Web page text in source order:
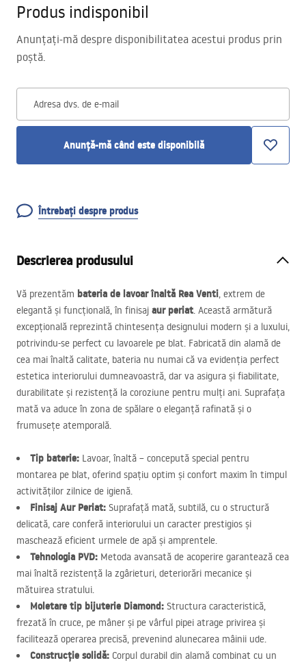
Produs indisponibil
Anunțați-mă despre disponibilitatea acestui produs prin
poștă.
Adresa dvs. de e-mail
Anunță-mă când este disponibilă
Întrebați despre produs
Descrierea produsului
Vă prezentăm bateria de lavoar înaltă Rea Venti, extrem de
elegantă și funcțională, în finisaj aur periat. Această armătură
excepțională reprezintă chintesența designului modern și a luxului,
potrivindu-se perfect cu lavoarele pe blat. Fabricată din alamă de
cea mai înaltă calitate, bateria nu numai că va evidenția perfect
estetica interiorului dumneavoastră, dar va asigura și fiabilitate,
durabilitate și rezistență la coroziune pentru mulți ani. Suprafața
mată va aduce în zona de spălare o eleganță rafinată și o
frumusețe atemporală.
Tip baterie: Lavoar, înaltă – concepută special pentru
montarea pe blat, oferind spațiu optim și confort maxim în timpul
activităților zilnice de igienă.
Finisaj Aur Periat: Suprafață mată, subtilă, cu o structură
delicată, care conferă interiorului un caracter prestigios și
maschează eficient urmele de apă și amprentele.
Tehnologia PVD: Metoda avansată de acoperire garantează cea
mai înaltă rezistență la zgârieturi, deteriorări mecanice și
mătuirea stratului.
Moletare tip bijuterie Diamond: Structura caracteristică,
frezată în cruce, pe mâner și pe vârful pipei atrage privirea și
facilitează operarea precisă, prevenind alunecarea mâinii ude.
Construcție solidă: Corpul durabil din alamă combinat cu un